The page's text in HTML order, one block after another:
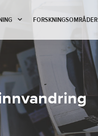
FORSKNINGSOMRÅDER